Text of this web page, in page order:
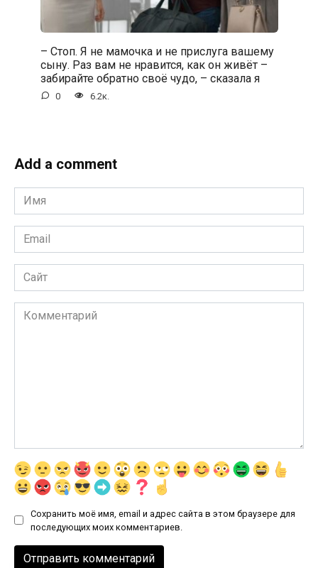
– Стоп. Я не мамочка и не прислуга вашему
сыну. Раз вам не нравится, как он живёт –
забирайте обратно своё чудо, – сказала я
0 6.2к.
Add a comment
Имя
*
Email
*
Сайт
Комментарий
Сохранить моё имя, email и адрес сайта в этом браузере для
последующих моих комментариев.